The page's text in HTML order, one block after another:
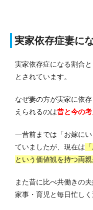
実家依存症妻に
実家依存症になる割合
とされています。
なぜ妻の方が実家に依
えられるのは昔と今の
一昔前までは「お嫁に
ていましたが、現在は 「
という価値観を持つ両
また昔に比べ共働きの
家事・育児と毎日忙しく